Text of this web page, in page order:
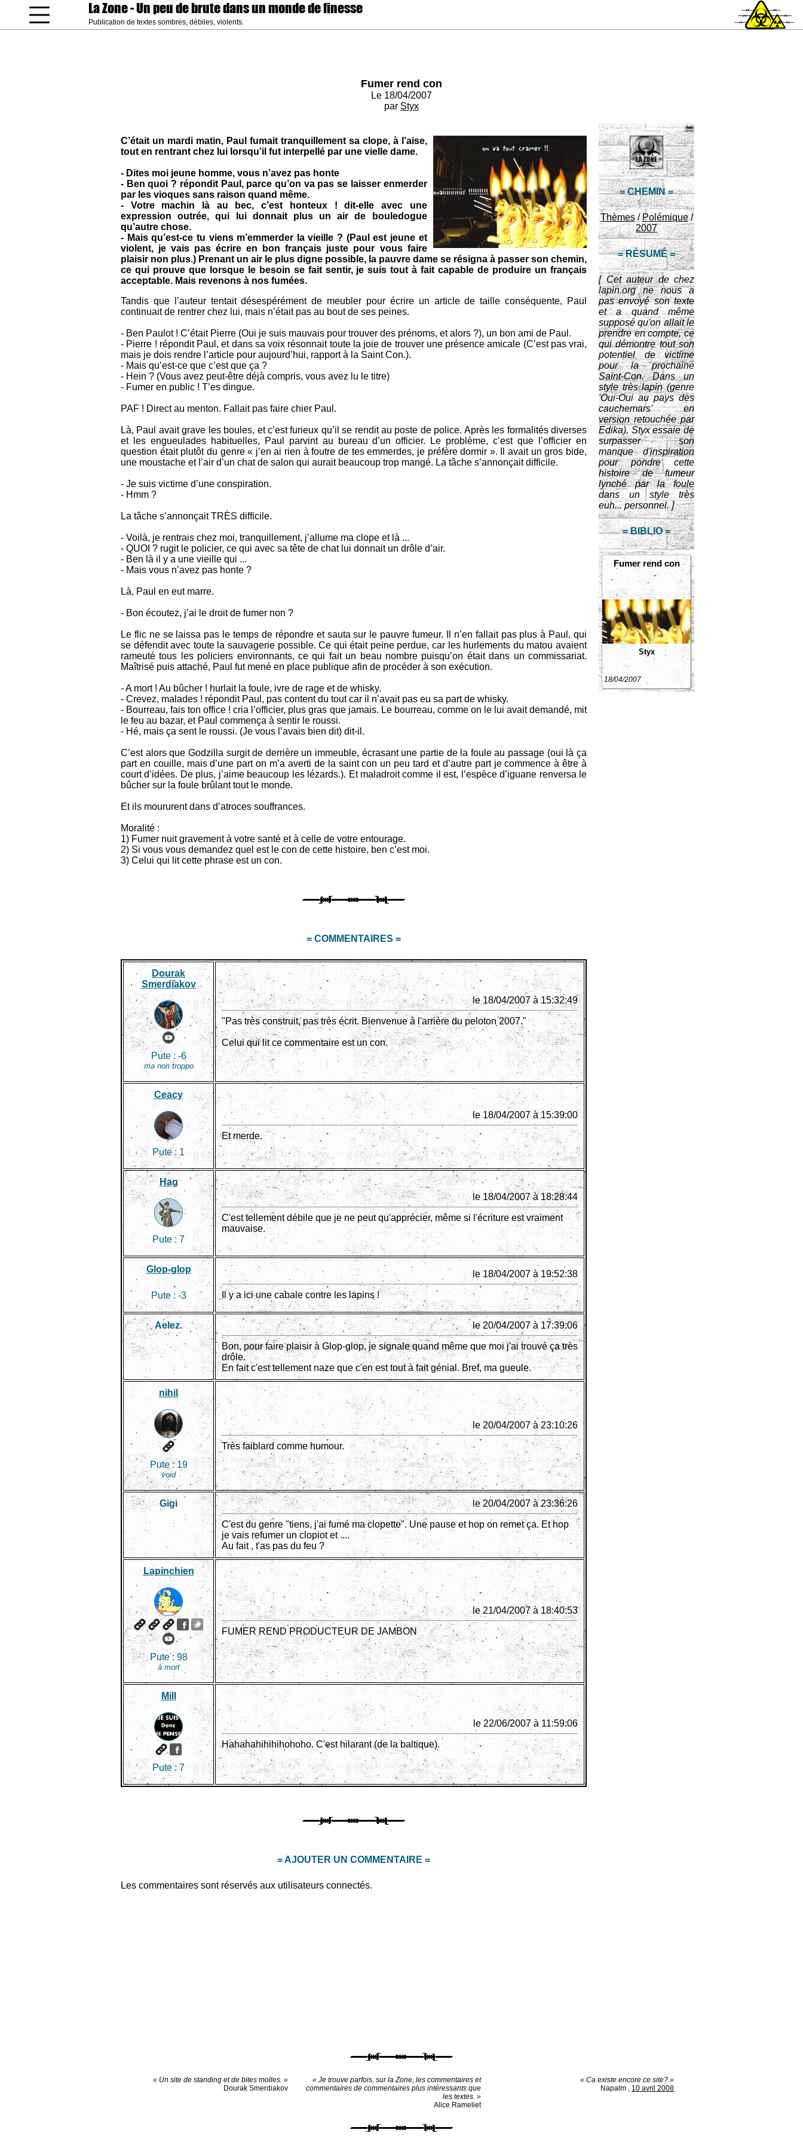
La Zone- Un peu de brute dans un monde de finesse
Publication de textes sombres, débiles, violents.
Fumer rend con
Le 18/04/2007
par Styx
= CHEMIN =
Thèmes/Polémique/
2007
= RÉSUMÉ =
[ Cet auteur de chez
lapin.org ne nous a
pas envoyé son texte
et a quand même
supposé qu'on allait le
prendre en compte, ce
qui démontre tout son
potentiel de victime
pour la prochaine
Saint-Con. Dans un
style très lapin (genre
'Oui-Oui au pays des
cauchemars' en
version retouchée par
Edika), Styx essaie de
surpasser son
manque d'inspiration
pour pondre cette
histoire de fumeur
lynché par la foule
dans un style très
euh... personnel. ]
= BIBLIO =
Fumer rend con
Styx
18/04/2007
C’était un mardi matin, Paul fumait tranquillement sa clope, à l’aise,
tout en rentrant chez lui lorsqu’il fut interpellé par une vielle dame.
- Dites moi jeune homme, vous n’avez pas honte
- Ben quoi ? répondit Paul, parce qu’on va pas se laisser enmerder
par les vioques sans raison quand même.
- Votre machin là au bec, c’est honteux ! dit-elle avec une
expression outrée, qui lui donnait plus un air de bouledogue
qu’autre chose.
- Mais qu’est-ce tu viens m’emmerder la vieille ? (Paul est jeune et
violent, je vais pas écrire en bon français juste pour vous faire
plaisir non plus.) Prenant un air le plus digne possible, la pauvre dame se résigna à passer son chemin,
ce qui prouve que lorsque le besoin se fait sentir, je suis tout à fait capable de produire un français
acceptable. Mais revenons à nos fumées.
Tandis que l’auteur tentait désespérément de meubler pour écrire un article de taille conséquente, Paul
continuait de rentrer chez lui, mais n’était pas au bout de ses peines.
- Ben Paulot ! C’était Pierre (Oui je suis mauvais pour trouver des prénoms, et alors ?), un bon ami de Paul.
- Pierre ! répondit Paul, et dans sa voix résonnait toute la joie de trouver une présence amicale (C’est pas vrai,
mais je dois rendre l’article pour aujourd’hui, rapport à la Saint Con.).
- Mais qu’est-ce que c’est que ça ?
- Hein ? (Vous avez peut-être déjà compris, vous avez lu le titre)
- Fumer en public ! T’es dingue.
PAF ! Direct au menton. Fallait pas faire chier Paul.
Là, Paul avait grave les boules, et c’est furieux qu’il se rendit au poste de police. Après les formalités diverses
et les engueulades habituelles, Paul parvint au bureau d’un officier. Le problème, c’est que l’officier en
question était plutôt du genre « j’en ai rien à foutre de tes emmerdes, je préfère dormir ». Il avait un gros bide,
une moustache et l’air d’un chat de salon qui aurait beaucoup trop mangé. La tâche s’annonçait difficile.
- Je suis victime d’une conspiration.
- Hmm ?
La tâche s’annonçait TRÈS difficile.
- Voilà, je rentrais chez moi, tranquillement, j’allume ma clope et là ...
- QUOI ? rugit le policier, ce qui avec sa tête de chat lui donnait un drôle d’air.
- Ben là il y a une vieille qui ...
- Mais vous n’avez pas honte ?
Là, Paul en eut marre.
- Bon écoutez, j’ai le droit de fumer non ?
Le flic ne se laissa pas le temps de répondre et sauta sur le pauvre fumeur. Il n’en fallait pas plus à Paul, qui
se défendit avec toute la sauvagerie possible. Ce qui était peine perdue, car les hurlements du matou avaient
rameuté tous les policiers environnants, ce qui fait un beau nombre puisqu’on était dans un commissariat.
Maîtrisé puis attaché, Paul fut mené en place publique afin de procéder à son exécution.
- A mort ! Au bûcher ! hurlait la foule, ivre de rage et de whisky.
- Crevez, malades ! répondit Paul, pas content du tout car il n’avait pas eu sa part de whisky.
- Bourreau, fais ton office ! cria l’officier, plus gras que jamais. Le bourreau, comme on le lui avait demandé, mit
le feu au bazar, et Paul commença à sentir le roussi.
- Hé, mais ça sent le roussi. (Je vous l’avais bien dit) dit-il.
C’est alors que Godzilla surgit de derrière un immeuble, écrasant une partie de la foule au passage (oui là ça
part en couille, mais d’une part on m’a averti de la saint con un peu tard et d’autre part je commence à être à
court d’idées. De plus, j’aime beaucoup les lézards.). Et maladroit comme il est, l’espèce d’iguane renversa le
bûcher sur la foule brûlant tout le monde.
Et ils moururent dans d’atroces souffrances.
Moralité :
1) Fumer nuit gravement à votre santé et à celle de votre entourage.
2) Si vous vous demandez quel est le con de cette histoire, ben c’est moi.
3) Celui qui lit cette phrase est un con.
= COMMENTAIRES =
Dourak
Smerdiakov
Pute : -6
ma non troppo
le 18/04/2007 à 15:32:49
"Pas très construit, pas très écrit. Bienvenue à l'arrière du peloton 2007."
Celui qui lit ce commentaire est un con.
Ceacy
Pute : 1
le 18/04/2007 à 15:39:00
Et merde.
Hag
Pute : 7
le 18/04/2007 à 18:28:44
C'est tellement débile que je ne peut qu'apprécier, même si l'écriture est vraiment
mauvaise.
Glop-glop
Pute : -3
le 18/04/2007 à 19:52:38
Il y a ici une cabale contre les lapins !
Aelez. le 20/04/2007 à 17:39:06
Bon, pour faire plaisir à Glop-glop, je signale quand même que moi j'ai trouvé ça très
drôle.
En fait c'est tellement naze que c'en est tout à fait génial. Bref, ma gueule.
nihil
Pute :19
void
le 20/04/2007 à 23:10:26
Très faiblard comme humour.
Gigi le 20/04/2007 à 23:36:26
C'est du genre "tiens, j'ai fumé ma clopette". Une pause et hop on remet ça. Et hop
je vais refumer un clopiot et ....
Au fait , t'as pas du feu ?
Lapinchien
Pute :98
à mort
le 21/04/2007 à 18:40:53
FUMER REND PRODUCTEUR DE JAMBON
Mill
Pute :7
le 22/06/2007 à 11:59:06
Hahahahihihihohoho. C'est hilarant (de la baltique).
= AJOUTER UN COMMENTAIRE =
Les commentaires sont réservés aux utilisateurs connectés.
« Un site de standing et de bites molles. »
Dourak Smerdiakov
« Je trouve parfois, sur la Zone, les commentaires et
commentaires de commentaires plus intéressants que
les textes. »
Alice Rameliet
« Ca existe encore ce site? »
Napalm , 10 avril 2008